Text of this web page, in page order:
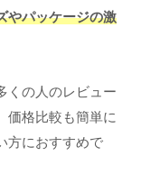
やパッケージの激
くの人のレビュー
価格比較も簡単に
方におすすめで